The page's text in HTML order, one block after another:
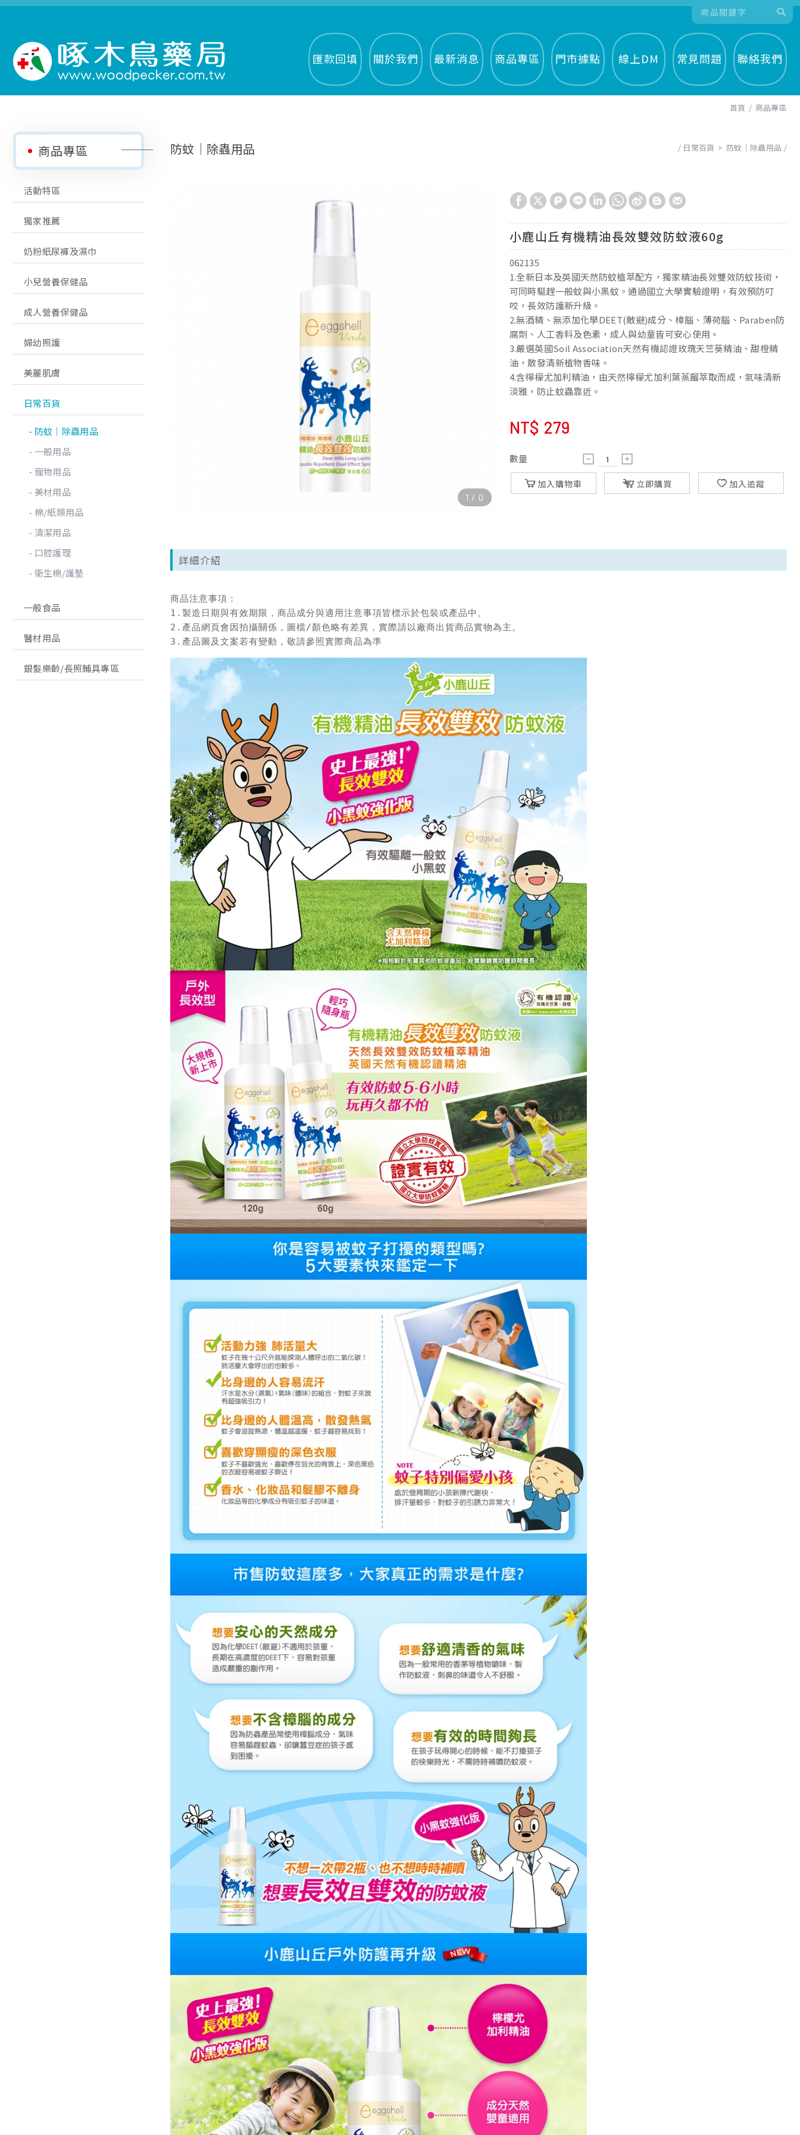
匯款回填 關於我們 最新消息 商品專區 門市據點 線上DM 常見問題 聯絡我們
首頁 商品專區
商品專區
活動特區
獨家推薦
奶粉紙尿褲及濕巾
小兒營養保健品
成人營養保健品
婦幼照護
美麗肌膚
日常百貨
防蚊│除蟲用品
一般用品
寵物用品
美材用品
棉/紙類用品
清潔用品
口腔護理
衛生棉/護墊
一般食品
醫材用品
銀髮樂齡/長照輔具專區
防蚊│除蟲用品 日常百貨 防蚊│除蟲用品
小鹿山丘有機精油長效雙效防蚊液60g
062135
1.全新日本及英國天然防蚊植萃配方，獨家精油長效雙效防蚊技術，
可同時驅趕一般蚊與小黑蚊。通過國立大學實驗證明，有效預防叮
咬，長效防護新升級。
2.無酒精、無添加化學DEET(敵避)成分、樟腦、薄荷腦、Paraben防
腐劑、人工香料及色素，成人與幼童皆可安心使用。
3.嚴選英國Soil Association天然有機認證玫瑰天竺葵精油、甜橙精
油，散發清新植物香味。
4.含檸檬尤加利精油，由天然檸檬尤加利葉蒸餾萃取而成，氣味清新
淡雅，防止蚊蟲靠近。
NT$ 279
數量
加入購物車 立即購買 加入追蹤
1 / 0
詳細介紹
商品注意事項：
1.製造日期與有效期限，商品成分與適用注意事項皆標示於包裝或產品中。
2.產品網頁會因拍攝關係，圖檔/顏色略有差異，實際請以廠商出貨商品實物為主。
3.產品圖及文案若有變動，敬請參照實際商品為準